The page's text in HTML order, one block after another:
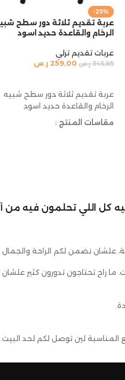
-25%
عربة تقديم ثلاثة دور سطح
الرخام والقاعدة حديد اسود
عربات تقديم ترلي
343,85 ر.س 259,00 ر.س
عربة تقديم ثلاثة دور سطح شبيه
الرخام والقاعدة حديد اسود
مقاسات المنتج :
فيه كل اللي تحلمون فيه من
علشان نضمن لكم الراحة
ما راح تحتاجون تدورون كثير
لين توصل لكم لحد البيت.